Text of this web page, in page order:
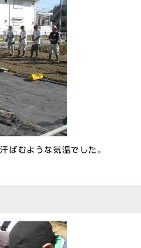
ばむような気温でした。